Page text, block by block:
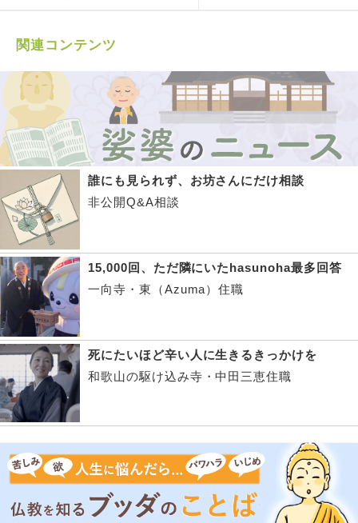
関連コンテンツ
誰にも見られず、お坊さんにだけ相談
非公開Q&A相談
15,000回、ただ隣にいたhasunoha最多回答
一向寺・東（Azuma）住職
死にたいほど辛い人に生きるきっかけを
和歌山の駆け込み寺・中田三恵住職